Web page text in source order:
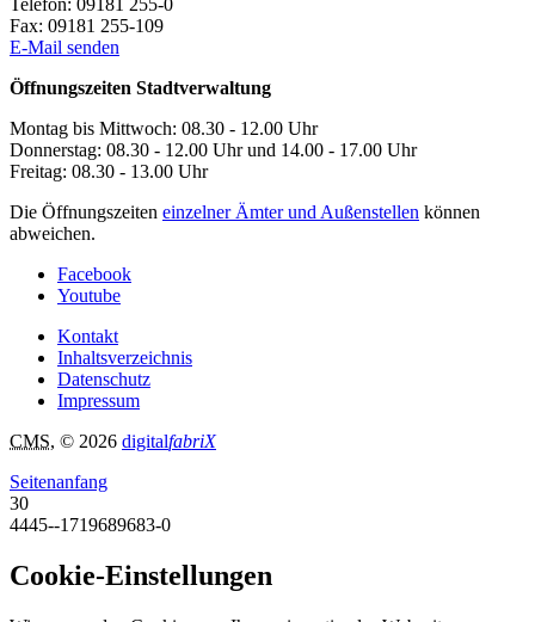
Telefon: 09181 255-0
Fax: 09181 255-109
E-Mail senden
Öffnungszeiten Stadtverwaltung
Montag bis Mittwoch: 08.30 - 12.00 Uhr
Donnerstag: 08.30 - 12.00 Uhr und 14.00 - 17.00 Uhr
Freitag: 08.30 - 13.00 Uhr
Die Öffnungszeiten einzelner Ämter und Außenstellen können
abweichen.
Facebook
Youtube
Kontakt
Inhaltsverzeichnis
Datenschutz
Impressum
CMS, © 2026 digitalfabriX
Seitenanfang
30
4445--1719689683-0
Cookie-Einstellungen